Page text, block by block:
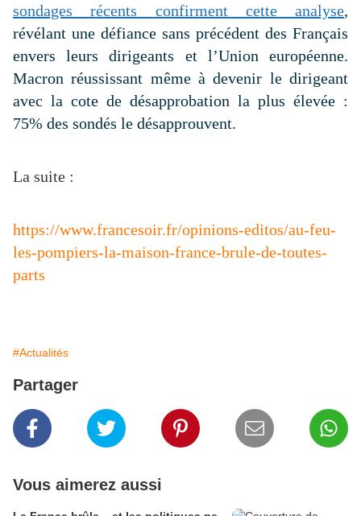
sondages récents confirment cette analyse,
révélant une défiance sans précédent des Français
envers leurs dirigeants et l’Union européenne.
Macron réussissant même à devenir le dirigeant
avec la cote de désapprobation la plus élevée :
75% des sondés le désapprouvent.
La suite :
https://www.francesoir.fr/opinions-editos/au-feu-
les-pompiers-la-maison-france-brule-de-toutes-
parts
#Actualités
Partager
Vous aimerez aussi